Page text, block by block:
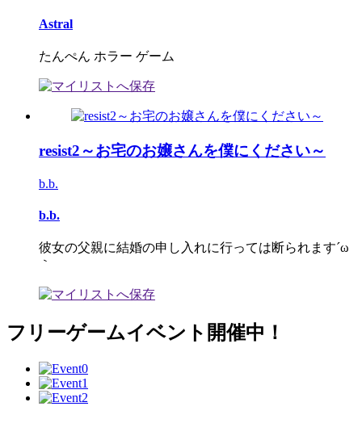
Astral
たんぺん ホラー ゲーム
resist2～お宅のお嬢さんを僕にください～
b.b.
b.b.
彼女の父親に結婚の申し入れに行っては断られます´ω
｀
フリーゲームイベント開催中！